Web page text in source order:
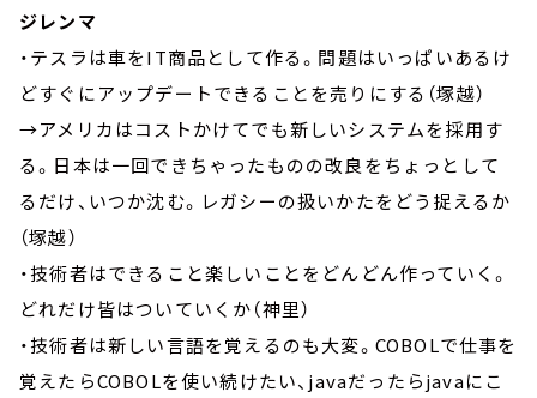
ジレンマ
・テスラは車をIT商品として作る。問題はいっぱいあるけ
どすぐにアップデートできることを売りにする（塚越）
→アメリカはコストかけてでも新しいシステムを採用す
る。日本は一回できちゃったものの改良をちょっとして
るだけ、いつか沈む。レガシーの扱いかたをどう捉えるか
（塚越）
・技術者はできること楽しいことをどんどん作っていく。
どれだけ皆はついていくか（神里）
・技術者は新しい言語を覚えるのも大変。COBOLで仕事を
覚えたらCOBOLを使い続けたい、javaだったらjavaにこ